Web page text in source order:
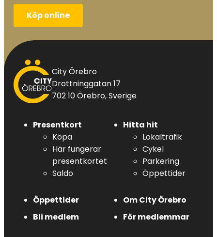
Köp online
City
Örebro
City Örebro
Drottninggatan 17
702 10 Örebro, Sverige
Presentkort
Köpa
Här fungerar
presentkortet
Saldo
Hitta hit
Lokaltrafik
Cykel
Parkering
Öppettider
Öppettider
Om City Örebro
Bli medlem
För medlemmar